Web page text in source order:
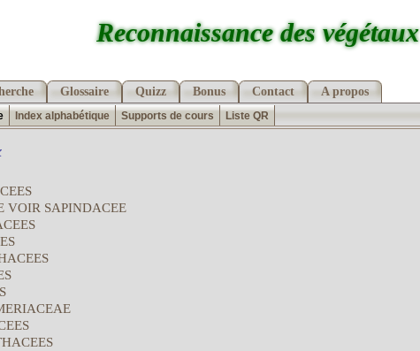
Reconnaissance des végétaux
Glossaire Quizz Bonus Contact A propos
Index alphabétique Supports de cours Liste QR
VOIR SAPINDACEE